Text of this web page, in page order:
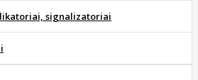
signalizatoriai